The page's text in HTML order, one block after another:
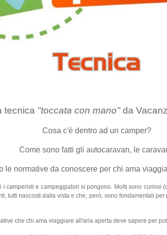
tecnica "toccata con mano"da
Cosa c'è dentro ad un camper?
Come sono fatti gli autocaravan, le
le normative da conoscere per chi ama
camperisti e campeggiatori si pongono. Molti sono curiosi
tutti nascosti dalla vista e che, però, sono fondamentali
che chi ama viaggiare all'aria aperta deve sapere per